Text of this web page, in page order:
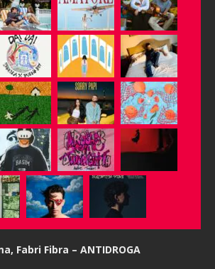
Fabri Fibra – ANTIDROGA